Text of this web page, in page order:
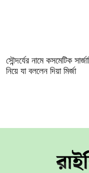
সৌন্দর্যের নামে কসমেটিক
নিয়ে যা বললেন দিয়া মির্জা